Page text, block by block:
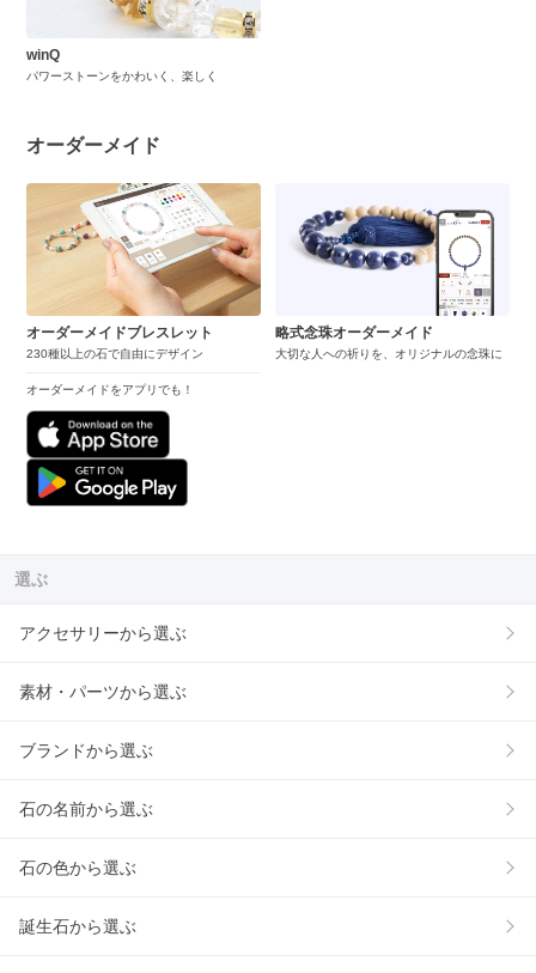
winQ
パワーストーンをかわいく、楽しく
オーダーメイド
オーダーメイドブレスレット
230種以上の石で自由にデザイン
オーダーメイドをアプリでも！
略式念珠オーダーメイド
大切な人への祈りを、オリジナルの念珠に
選ぶ
アクセサリーから選ぶ
素材・パーツから選ぶ
ブランドから選ぶ
石の名前から選ぶ
石の色から選ぶ
誕生石から選ぶ